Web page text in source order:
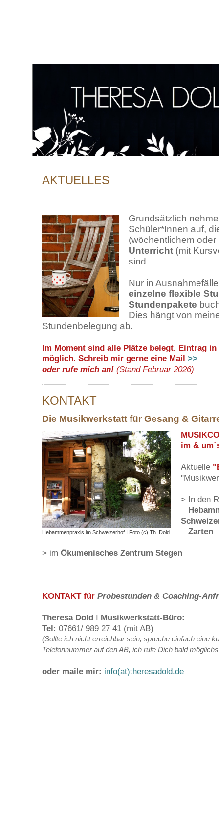
AKTUELLES
Grundsätzlich
Schüler*Innen auf,
(wöchentlichem
Unterricht (mit
sind.
Nur in
einzelne flexible
Stundenpakete
Dies hängt von
Stundenbelegung ab.
Im Moment sind alle Plätze belegt. Eintrag
möglich. Schreib mir gerne eine Mail >>
oder rufe mich an! (Stand Februar 2026)
KONTAKT
Die Musikwerkstatt für Gesang &
Hebammenpraxis im Schweizerhof I Foto (c) Th. Dold
im &
Aktuelle
> In den
Zarten
> im Ökumenisches Zentrum Stegen
KONTAKT für Probestunden & Coaching-
Theresa Dold I Musikwerkstatt-Büro:
Tel: 07661/ 989 27 41 (mit AB)
(Sollte ich nicht erreichbar sein, spreche einfach eine
Telefonnummer auf den AB, ich rufe Dich bald
oder maile mir: info(at)theresadold.de